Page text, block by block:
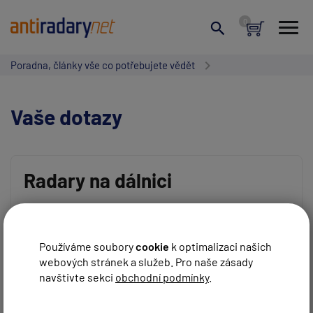
Používáme souborycookie k optimalizaci našich
webových stránek a služeb. Pro naše zásady
navštivte sekci obchodní podmínky.
Poradna, články vše co potřebujete vědět
Vaše dotazy
Vaše jméno:
Váš e-mail:
Radary na dálnici
od vás G1 i V1 budou reagovat?
Václav Krupička před 11 roky